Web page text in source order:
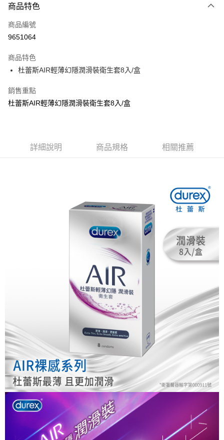
信用卡一次付款
超商取貨付款
Apple Pay
街口支付
悠遊付
AFTEE先享後付
２．便利：只要手機號碼，簡訊認證，即可結帳。
３．安心：先確認商品／服務後，再付款。
【「AFTEE先享後付」結帳流程】
１．於結帳方式選擇「AFTEE先享後付」後，將跳轉至「AFTEE先享後付」
結帳頁面，進行簡訊認證並確認金額後，即可完成結帳。
２．訂單成立數日內，您將收到繳費通知簡訊。
３．收到繳費通知簡訊後14天內，點擊此簡訊中的連結，可透過四大超商／
ATM／網路銀行／等多元方式進行付款，方視為交易完成。
※ 請注意：結帳手續完成當下不需立刻繳費，但若您需要取消訂單，請聯絡
購買商品的店家。未經商家同意取消之訂單仍視為有效，需透過AFTEE先享
※ 交易是否成功請以「AFTEE先享後付 」之結帳頁面顯示為準，若有關於
是否繳費成功／繳費後需取消欲退款等相關疑問，請聯繫「AFTEE先享後付
客戶支援中心」
https://netprotections.freshdesk.com/support/home
【注意事項】
１．透過由恩沛科技股份有限公司提供之「AFTEE先享後付」服務完成之交
易，需依本服務之必要範圍內提供個人資料，並將交易相關給付款項請求債
權轉讓予恩沛科技股份有限公司。
２．關於個人資料處理事宜，請瀏覽以下網址：
https://aftee.tw/terms/#terms3
３．未成年的使用者請事先徵得法定代理人或監護人之同意方可使用
「AFTEE先享後付」，若未經同意申辦者引起之損失，本公司不負相關責
４．使用「AFTEE先享後付」時，將依據個別帳號之用戶狀況，依本公司即
時審查核予不同之上限額度；若仍有額度不足之情形，本公司將視審查結果
每筆NT$80，滿NT$999(含以上)免運費
每筆NT$80，滿NT$999(含以上)免運費
每筆NT$80，滿NT$999(含以上)免運費
每筆NT$80，滿NT$999(含以上)免運費
宅配
每筆NT$90，滿NT$999(含以上)免運費
商品特色
商品編號
9651064
商品特色
杜蕾斯AIR輕薄幻隱潤滑裝衛生套8入/盒
銷售重點
杜蕾斯AIR輕薄幻隱潤滑裝衛生套8入/盒
詳細說明 商品規格 相關推薦